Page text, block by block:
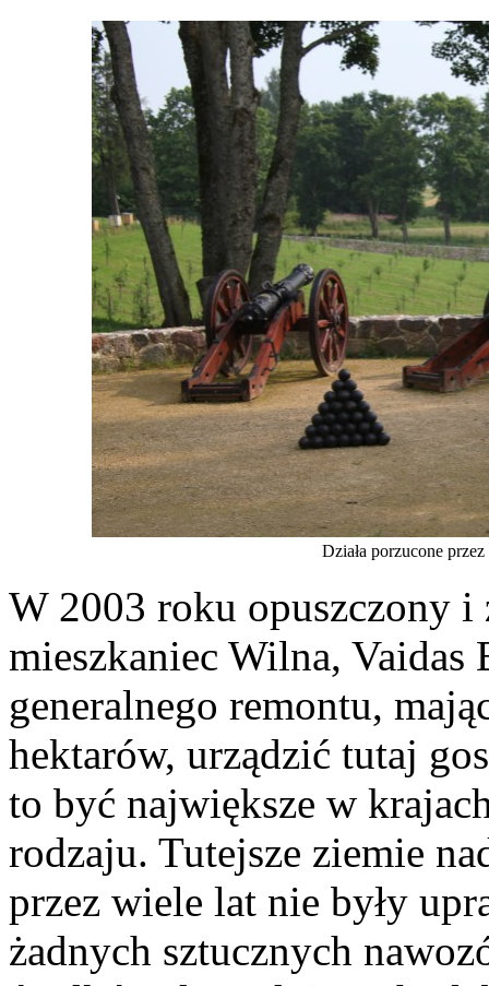
Działa porzucone
W 2003 roku opuszczony
mieszkaniec Wilna, Vaidas
generalnego remontu,
hektarów, urządzić tutaj
to być największe w
rodzaju. Tutejsze ziemie
przez wiele lat nie były
żadnych sztucznych